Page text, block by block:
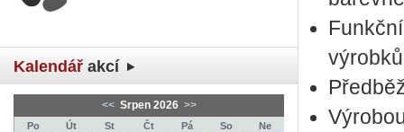
Kalendář akcí
<< Srpen 2026 >>
Po Út St Čt Pá So
Ne
výrobků